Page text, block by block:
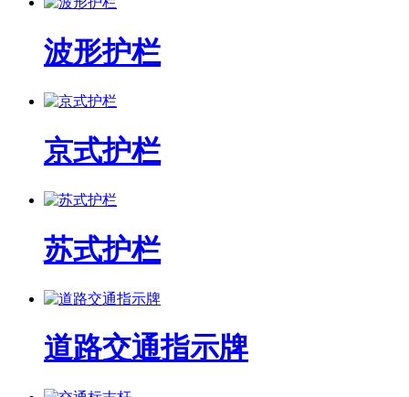
波形护栏
京式护栏
苏式护栏
道路交通指示牌